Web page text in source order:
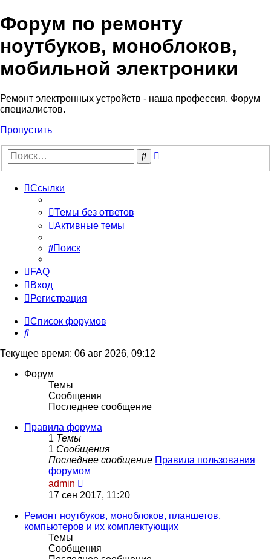
Регистрация
Форум по ремонту
ноутбуков, моноблоков,
мобильной электроники
Ремонт электронных устройств - наша профессия. Форум
специалистов.
Пропустить
Поиск
Ссылки
Темы без ответов
Активные темы
Поиск
FAQ
Вход
Регистрация
Список форумов
Поиск
Текущее время: 06 авг 2026, 09:12
Форум
Темы
Сообщения
Последнее сообщение
Правила форума
1 Темы
1 Сообщения
Последнее сообщение Правила пользования
форумом
admin
к
сообщению
17 сен 2017, 11:20
Ремонт ноутбуков, моноблоков, планшетов,
компьютеров и их комплектующих
Темы
Сообщения